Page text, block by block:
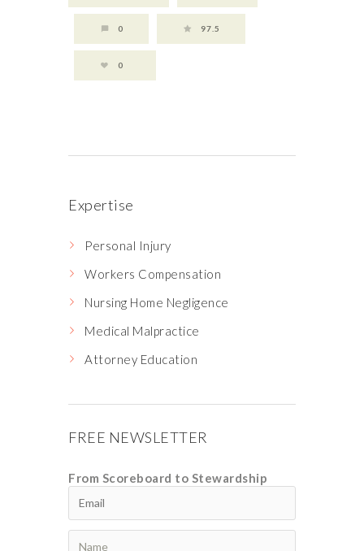
0 97.5
0
Expertise
Personal Injury
Workers Compensation
Nursing Home Negligence
Medical Malpractice
Attorney Education
FREE NEWSLETTER
From Scoreboard to Stewardship